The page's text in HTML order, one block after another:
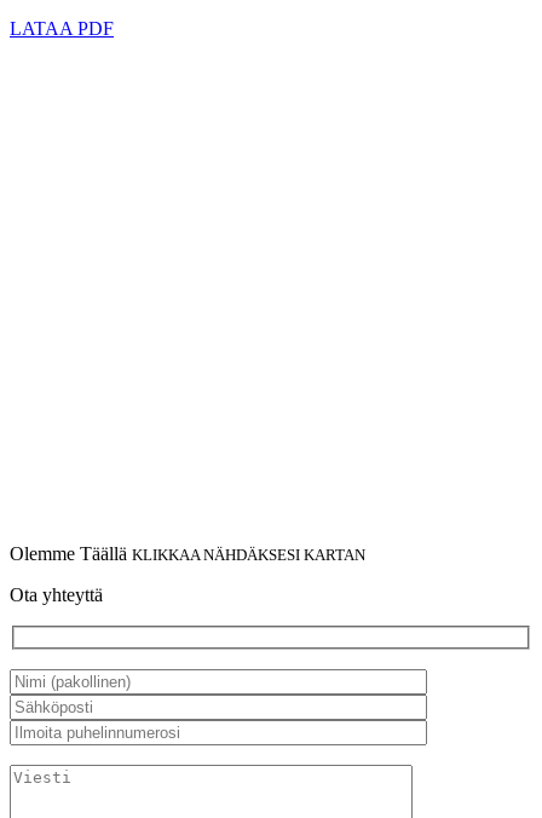
LATAA PDF
Olemme Täällä KLIKKAA NÄHDÄKSESI KARTAN
Ota yhteyttä